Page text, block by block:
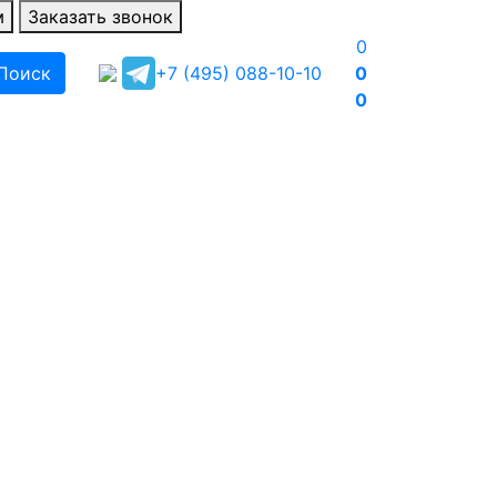
Заказать звонок
+7 (495) 088-10-10
0
0
0